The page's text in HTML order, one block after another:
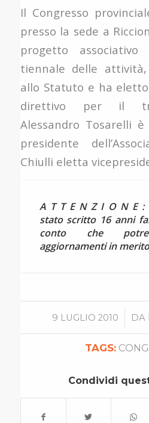
Il Congresso
presso la sede a
progetto
tiennale delle
allo Statuto e ha
direttivo per il
Alessandro Tosarelli
presidente
Chiulli eletta
A T T E N Z I O N E :
stato scritto 16 anni
conto che
aggiornamenti in
9 LUGLIO 2010
/ DA
TAGS:
Condividi